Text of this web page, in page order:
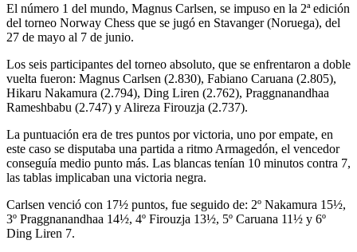
El número 1 del mundo, Magnus Carlsen, se impuso en la 2ª edición
del torneo Norway Chess que se jugó en Stavanger (Noruega), del
27 de mayo al 7 de junio.
Los seis participantes del torneo absoluto, que se enfrentaron a doble
vuelta fueron: Magnus Carlsen (2.830), Fabiano Caruana (2.805),
Hikaru Nakamura (2.794), Ding Liren (2.762), Praggnanandhaa
Rameshbabu (2.747) y Alireza Firouzja (2.737).
La puntuación era de tres puntos por victoria, uno por empate, en
este caso se disputaba una partida a ritmo Armagedón, el vencedor
conseguía medio punto más. Las blancas tenían 10 minutos contra 7,
las tablas implicaban una victoria negra.
Carlsen venció con 17½ puntos, fue seguido de: 2º Nakamura 15½,
3º Praggnanandhaa 14½, 4º Firouzja 13½, 5º Caruana 11½ y 6º
Ding Liren 7.